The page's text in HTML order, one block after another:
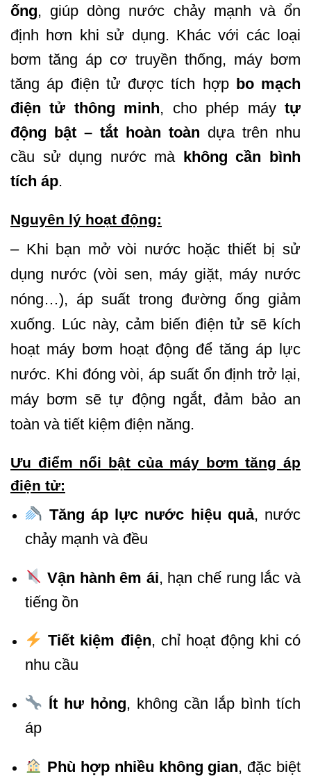
ống, giúp dòng nước chảy mạnh và ổn
định hơn khi sử dụng. Khác với các loại
bơm tăng áp cơ truyền thống, máy bơm
tăng áp điện tử được tích hợp bo mạch
điện tử thông minh, cho phép máytự
động bật – tắt hoàn toàn dựa trên nhu
cầu sử dụng nước mà không cần bình
tích áp.
Nguyên lý hoạt động:
– Khi bạn mở vòi nước hoặc thiết bị sử
dụng nước (vòi sen, máy giặt, máy nước
nóng…), áp suất trong đường ống giảm
xuống. Lúc này, cảm biến điện tử sẽ kích
hoạt máy bơm hoạt động để tăng áp lực
nước. Khi đóng vòi, áp suất ổn định trở lại,
máy bơm sẽ tự động ngắt, đảm bảo an
toàn và tiết kiệm điện năng.
Ưu điểm nổi bật của máy bơm tăng áp
điện tử:
Tăng áp lực nước hiệu quả, nước
chảy mạnh và đều
Vận hành êm ái, hạn chế rung lắc và
tiếng ồn
Tiết kiệm điện, chỉ hoạt động khi có
nhu cầu
Ít hư hỏng, không cần lắp bình tích
áp
Phù hợp nhiều không gian, đặc biệt